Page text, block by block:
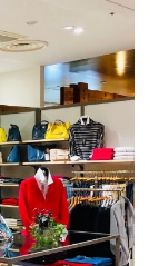
Next
フロア
ショッ
レスト
施設案内